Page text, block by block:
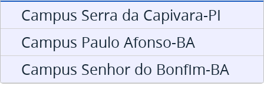
Campus Serra da Capivara-PI
Campus Paulo Afonso-BA
Campus Senhor do Bonfim-BA